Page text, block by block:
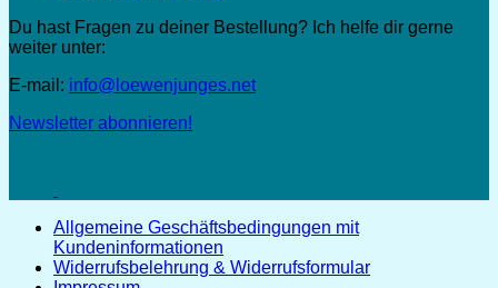
Du hast Fragen zu deiner Bestellung? Ich helfe dir gerne
weiter unter:
E-mail: info@loewenjunges.net
Newsletter abonnieren!
Allgemeine Geschäftsbedingungen mit
Kundeninformationen
Widerrufsbelehrung & Widerrufsformular